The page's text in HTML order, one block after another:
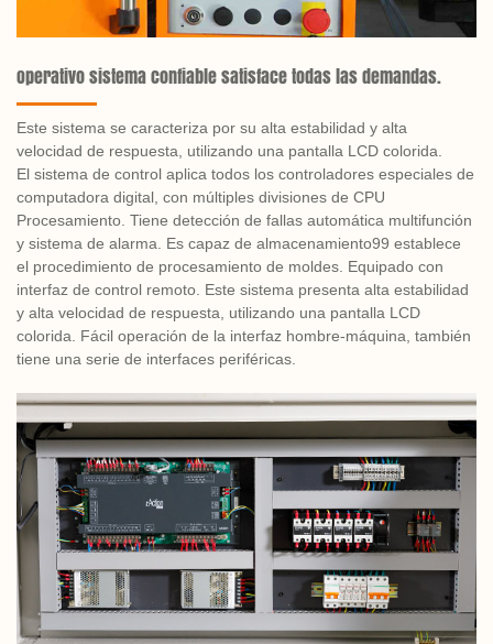
Operativo sistema confiable satisface todas las demandas.
Este sistema se caracteriza por su alta estabilidad y alta
velocidad de respuesta, utilizando una pantalla LCD colorida.
El sistema de control aplica todos los controladores especiales de
computadora digital, con múltiples divisiones de CPU
Procesamiento. Tiene detección de fallas automática multifunción
y sistema de alarma. Es capaz de almacenamiento99 establece
el procedimiento de procesamiento de moldes. Equipado con
interfaz de control remoto. Este sistema presenta alta estabilidad
y alta velocidad de respuesta, utilizando una pantalla LCD
colorida. Fácil operación de la interfaz hombre-máquina, también
tiene una serie de interfaces periféricas.